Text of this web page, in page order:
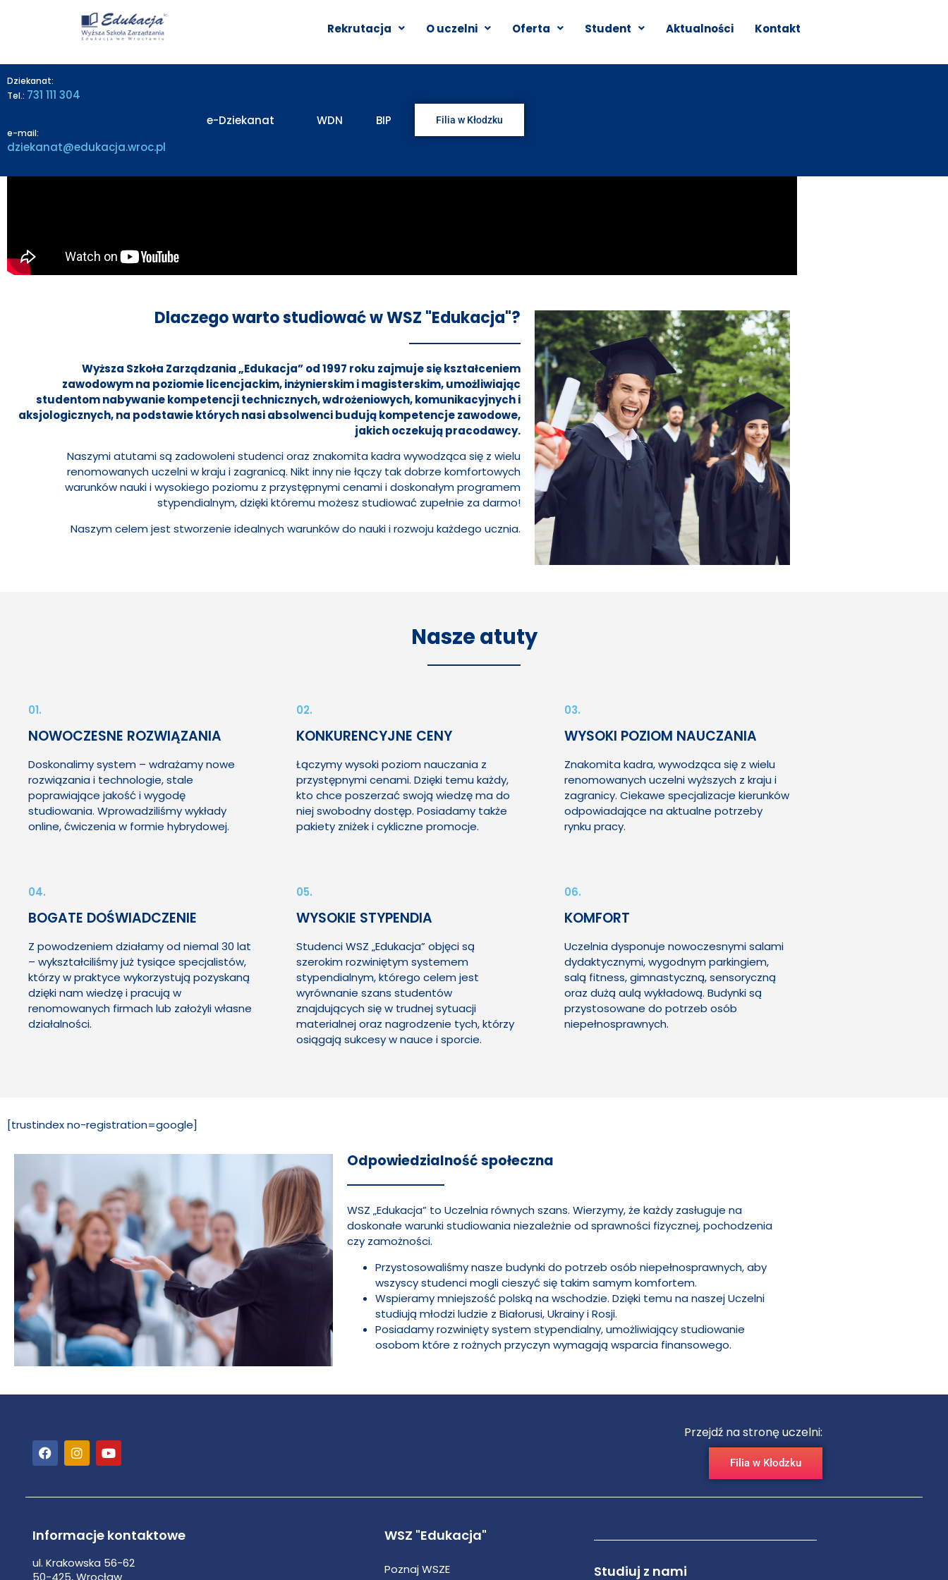
Rekrutacja
O uczelni Oferta Student Aktualności Kontakt
Dziekanat:
Tel.: 731 111 304
e-mail:
dziekanat@edukacja.wroc.pl
e-Dziekanat WDN BIP Filia w Kłodzku
Dlaczego warto studiować w WSZ "Edukacja"?
Wyższa Szkoła Zarządzania „Edukacja” od 1997 roku zajmuje się kształceniem
zawodowym na poziomie licencjackim, inżynierskim i magisterskim, umożliwiając
studentom nabywanie kompetencji technicznych, wdrożeniowych, komunikacyjnych i
aksjologicznych, na podstawie których nasi absolwenci budują kompetencje zawodowe,
jakich oczekują pracodawcy.
Naszymi atutami są zadowoleni studenci oraz znakomita kadra wywodząca się z wielu
renomowanych uczelni w kraju i zagranicą. Nikt inny nie łączy tak dobrze komfortowych
warunków nauki i wysokiego poziomu z przystępnymi cenami i doskonałym programem
stypendialnym, dzięki któremu możesz studiować zupełnie za darmo!
Naszym celem jest stworzenie idealnych warunków do nauki i rozwoju każdego ucznia.
Nasze atuty
01.
NOWOCZESNE ROZWIĄZANIA
Doskonalimy system – wdrażamy nowe
rozwiązania i technologie, stale
poprawiające jakość i wygodę
studiowania. Wprowadziliśmy wykłady
online, ćwiczenia w formie hybrydowej.
02.
KONKURENCYJNE CENY
Łączymy wysoki poziom nauczania z
przystępnymi cenami. Dzięki temu każdy,
kto chce poszerzać swoją wiedzę ma do
niej swobodny dostęp. Posiadamy także
pakiety zniżek i cykliczne promocje.
03.
WYSOKI POZIOM NAUCZANIA
Znakomita kadra, wywodząca się z wielu
renomowanych uczelni wyższych z kraju i
zagranicy. Ciekawe specjalizacje kierunków
odpowiadające na aktualne potrzeby
rynku pracy.
04.
BOGATE DOŚWIADCZENIE
Z powodzeniem działamy od niemal 30 lat
– wykształciliśmy już tysiące specjalistów,
którzy w praktyce wykorzystują pozyskaną
dzięki nam wiedzę i pracują w
renomowanych firmach lub założyli własne
działalności.
05.
WYSOKIE STYPENDIA
Studenci WSZ „Edukacja” objęci są
szerokim rozwiniętym systemem
stypendialnym, którego celem jest
wyrównanie szans studentów
znajdujących się w trudnej sytuacji
materialnej oraz nagrodzenie tych, którzy
osiągają sukcesy w nauce i sporcie.
06.
KOMFORT
Uczelnia dysponuje nowoczesnymi salami
dydaktycznymi, wygodnym parkingiem,
salą fitness, gimnastyczną, sensoryczną
oraz dużą aulą wykładową. Budynki są
przystosowane do potrzeb osób
niepełnosprawnych.
[trustindex no-registration=google]
Odpowiedzialność społeczna
WSZ „Edukacja” to Uczelnia równych szans. Wierzymy, że każdy zasługuje na
doskonałe warunki studiowania niezależnie od sprawności fizycznej, pochodzenia
czy zamożności.
Przystosowaliśmy nasze budynki do potrzeb osób niepełnosprawnych, aby
wszyscy studenci mogli cieszyć się takim samym komfortem.
Wspieramy mniejszość polską na wschodzie. Dzięki temu na naszej Uczelni
studiują młodzi ludzie z Białorusi, Ukrainy i Rosji.
Posiadamy rozwinięty system stypendialny, umożliwiający studiowanie
osobom które z rożnych przyczyn wymagają wsparcia finansowego.
Przejdź na stronę uczelni:
Filia w Kłodzku
Informacje kontaktowe
ul. Krakowska 56-62
50-425, Wrocław
WSZ "Edukacja"
Poznaj WSZE Studiuj z nami